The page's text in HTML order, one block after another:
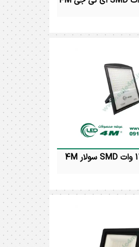
200 وات اس ام دی ( ای تی جی )
پروژکتور 120 وات SMD سولار 4M توان